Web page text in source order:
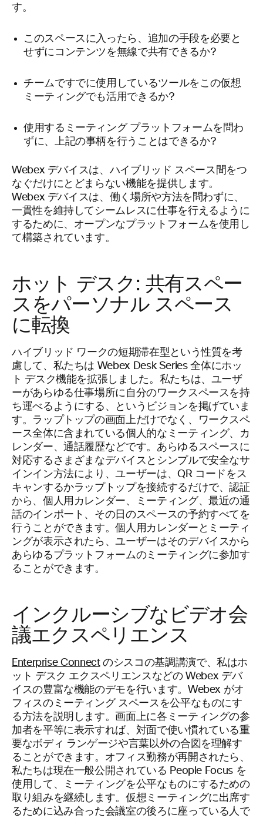
す。
このスペースに入ったら、追加の手段を必要と
せずにコンテンツを無線で共有できるか?
チームですでに使用しているツールをこの仮想
ミーティングでも活用できるか?
使用するミーティング プラットフォームを問わ
ずに、上記の事柄を行うことはできるか?
Webex デバイスは、ハイブリッド スペース間をつ
なぐだけにとどまらない機能を提供します。
Webex デバイスは、働く場所や方法を問わずに、
一貫性を維持してシームレスに仕事を行えるように
するために、オープンなプラットフォームを使用し
て構築されています。
ホット デスク: 共有スペー
スをパーソナル スペース
に転換
ハイブリッド ワークの短期滞在型という性質を考
慮して、私たちは Webex Desk Series 全体にホッ
ト デスク機能を拡張しました。私たちは、ユーザ
ーがあらゆる仕事場所に自分のワークスペースを持
ち運べるようにする、というビジョンを掲げていま
す。ラップトップの画面上だけでなく、ワークスペ
ース全体に含まれている個人的なミーティング、カ
レンダー、通話履歴などです。あらゆるスペースに
対応するさまざまなデバイスとシンプルで安全なサ
インイン方法により、ユーザーは、QR コードをス
キャンするかラップトップを接続するだけで、認証
から、個人用カレンダー、ミーティング、最近の通
話のインポート、その日のスペースの予約すべてを
行うことができます。個人用カレンダーとミーティ
ングが表示されたら、ユーザーはそのデバイスから
あらゆるプラットフォームのミーティングに参加す
ることができます。
インクルーシブなビデオ会
議エクスペリエンス
Enterprise Connectのシスコの基調講演で、私はホ
ット デスク エクスペリエンスなどの Webex デバ
イスの豊富な機能のデモを行います。Webex がオ
フィスのミーティング スペースを公平なものにす
る方法を説明します。画面上に各ミーティングの参
加者を平等に表示すれば、対面で使い慣れている重
要なボディ ランゲージや言葉以外の合図を理解す
ることができます。オフィス勤務が再開されたら、
私たちは現在一般公開されている People Focus を
使用して、ミーティングを公平なものにするための
取り組みを継続します。仮想ミーティングに出席す
るために込み合った会議室の後ろに座っている人で